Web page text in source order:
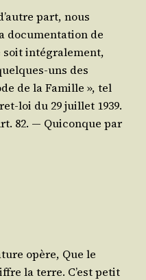
part, nous
docu­men­ta­tion de
inté­gra­le­ment,
uns des
de la Famille », tel
loi du 29 juillet 1939.
82. ― Qui­conque par
opère, Que le
la terre. C’est petit